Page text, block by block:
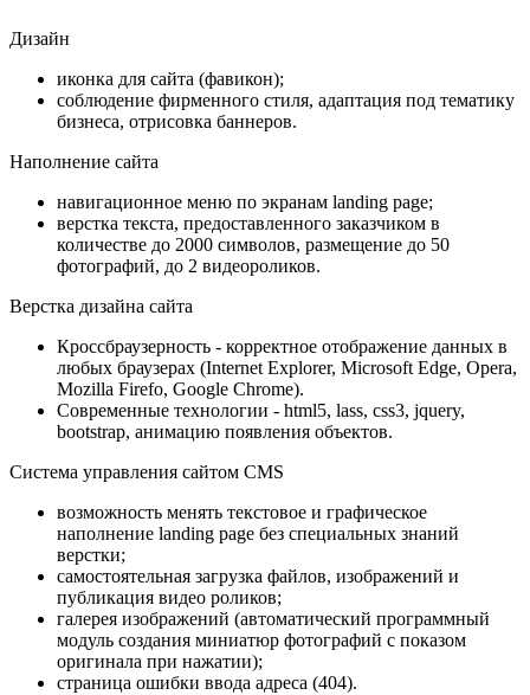
Дизайн
иконка для сайта (фавикон);
соблюдение фирменного стиля, адаптация под тематику
бизнеса, отрисовка баннеров.
Наполнение сайта
навигационное меню по экранам landing page;
верстка текста, предоставленного заказчиком в
количестве до 2000 символов, размещение до 50
фотографий, до 2 видеороликов.
Верстка дизайна сайта
Кроссбраузерность - корректное отображение данных в
любых браузерах (Internet Explorer, Microsoft Edge, Opera,
Mozilla Firefo, Google Chrome).
Современные технологии - html5, lass, css3, jquery,
bootstrap, анимацию появления объектов.
Система управления сайтом CMS
возможность менять текстовое и графическое
наполнение landing page без специальных знаний
верстки;
самостоятельная загрузка файлов, изображений и
публикация видео роликов;
галерея изображений (автоматический программный
модуль создания миниатюр фотографий с показом
оригинала при нажатии);
страница ошибки ввода адреса (404).